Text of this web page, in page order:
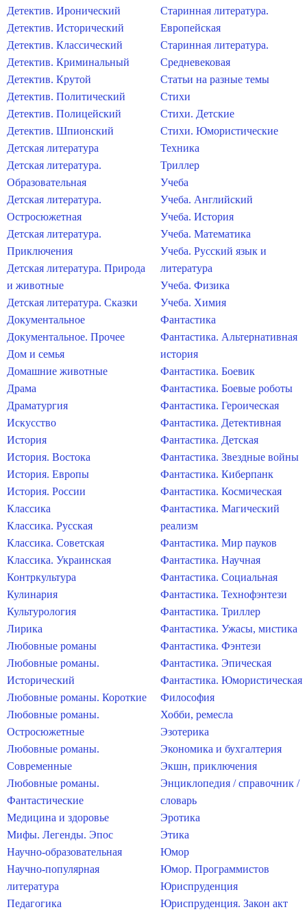
Детектив. Иронический
Детектив. Исторический
Детектив. Классический
Детектив. Криминальный
Детектив. Крутой
Детектив. Политический
Детектив. Полицейский
Детектив. Шпионский
Детская литература
Детская литература.
Образовательная
Детская литература.
Остросюжетная
Детская литература.
Приключения
Детская литература. Природа
и животные
Детская литература. Сказки
Документальное
Документальное. Прочее
Дом и семья
Домашние животные
Драма
Драматургия
Искусство
История
История. Востока
История. Европы
История. России
Классика
Классика. Русская
Классика. Советская
Классика. Украинская
Контркультура
Кулинария
Культурология
Лирика
Любовные романы
Любовные романы.
Исторический
Любовные романы. Короткие
Любовные романы.
Остросюжетные
Любовные романы.
Современные
Любовные романы.
Фантастические
Медицина и здоровье
Мифы. Легенды. Эпос
Научно-образовательная
Научно-популярная
литература
Педагогика
Старинная литература.
Европейская
Старинная литература.
Средневековая
Статьи на разные темы
Стихи
Стихи. Детские
Стихи. Юмористические
Техника
Триллер
Учеба
Учеба. Английский
Учеба. История
Учеба. Математика
Учеба. Русский язык и
литература
Учеба. Физика
Учеба. Химия
Фантастика
Фантастика. Альтернативная
история
Фантастика. Боевик
Фантастика. Боевые роботы
Фантастика. Героическая
Фантастика. Детективная
Фантастика. Детская
Фантастика. Звездные войны
Фантастика. Киберпанк
Фантастика. Космическая
Фантастика. Магический
реализм
Фантастика. Мир пауков
Фантастика. Научная
Фантастика. Социальная
Фантастика. Технофэнтези
Фантастика. Триллер
Фантастика. Ужасы, мистика
Фантастика. Фэнтези
Фантастика. Эпическая
Фантастика. Юмористическая
Философия
Хобби, ремесла
Эзотерика
Экономика и бухгалтерия
Экшн, приключения
Энциклопедия / справочник /
словарь
Эротика
Этика
Юмор
Юмор. Программистов
Юриспруденция
Юриспруденция. Закон акт